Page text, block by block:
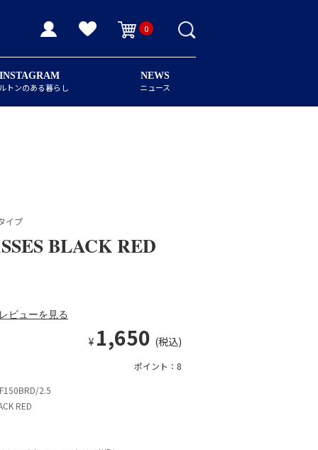
0
INSTAGRAM
トンのある暮らし
NEWS
ニュース
イプ
BLACK RED
ビューを見る
¥ 1,650 (税込)
ポイント：8
2.5
RED